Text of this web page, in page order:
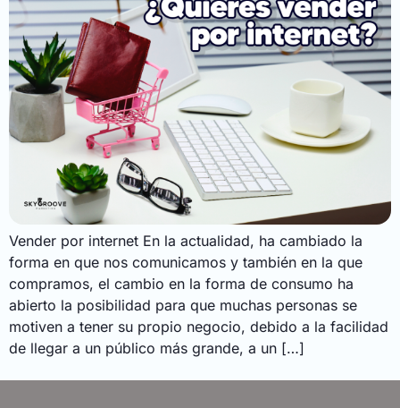
Vender por internet En la actualidad, ha cambiado la
forma en que nos comunicamos y también en la que
compramos, el cambio en la forma de consumo ha
abierto la posibilidad para que muchas personas se
motiven a tener su propio negocio, debido a la facilidad
de llegar a un público más grande, a un […]